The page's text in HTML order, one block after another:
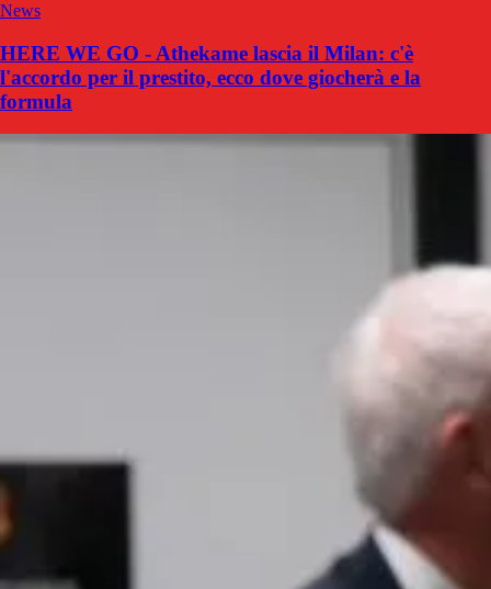
News
HERE WE GO - Athekame lascia il Milan: c'è
l'accordo per il prestito, ecco dove giocherà e la
formula